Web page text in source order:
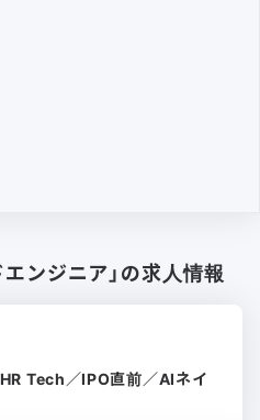
ンジニア」の求人情報
Tech／IPO直前／AIネイ